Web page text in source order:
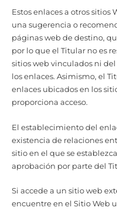
Estos enlaces a otros
una sugerencia o
páginas web de destino,
por lo que el Titular no es
sitios web vinculados ni
los enlaces. Asimismo, el
enlaces ubicados en los
proporciona acceso.
El establecimiento del
existencia de relaciones
sitio en el que se
aprobación por parte del
Si accede a un sitio web
encuentre en el Sitio Web